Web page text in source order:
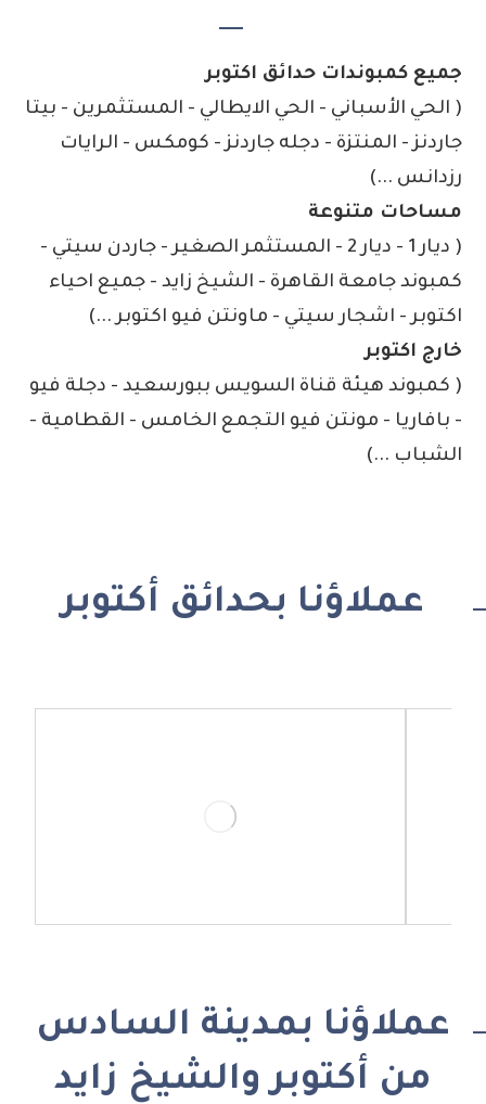
جميع كمبوندات حدائق اكتوبر
( الحي الأسباني - الحي الايطالي - المستثمرين - بيتا
جاردنز - المنتزة - دجله جاردنز - كومكس - الرايات
رزدانس ...)
مساحات متنوعة
( ديار 1 - ديار 2 - المستثمر الصغير - جاردن سيتي -
كمبوند جامعة القاهرة - الشيخ زايد - جميع احياء
اكتوبر - اشجار سيتي - ماونتن فيو اكتوبر ...)
خارج اكتوبر
( كمبوند هيئة قناة السويس ببورسعيد - دجلة فيو
- بافاريا - مونتن فيو التجمع الخامس - القطامية -
الشباب ...)
عملاؤنا بحدائق أكتوبر
عملاؤنا بمدينة السادس
من أكتوبر والشيخ زايد